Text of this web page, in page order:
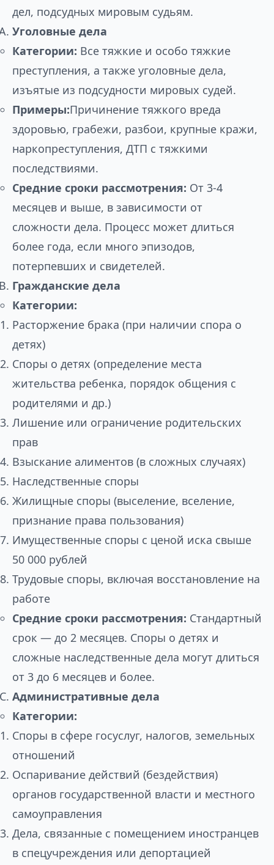
дел, подсудных мировым судьям.
Уголовные дела
Категории: Все тяжкие и особо тяжкие
преступления, а также уголовные дела,
изъятые из подсудности мировых судей.
Примеры:Причинение тяжкого вреда
здоровью, грабежи, разбои, крупные кражи,
наркопреступления, ДТП с тяжкими
последствиями.
Средние сроки рассмотрения: От 3-4
месяцев и выше, в зависимости от
сложности дела. Процесс может длиться
более года, если много эпизодов,
потерпевших и свидетелей.
Гражданские дела
Категории:
Расторжение брака (при наличии спора о
детях)
Споры о детях (определение места
жительства ребенка, порядок общения с
родителями и др.)
Лишение или ограничение родительских
прав
Взыскание алиментов (в сложных случаях)
Наследственные споры
Жилищные споры (выселение, вселение,
признание права пользования)
Имущественные споры с ценой иска свыше
50 000 рублей
Трудовые споры, включая восстановление на
работе
Средние сроки рассмотрения: Стандартный
срок — до 2 месяцев. Споры о детях и
сложные наследственные дела могут длиться
от 3 до 6 месяцев и более.
Административные дела
Категории:
Споры в сфере госуслуг, налогов, земельных
отношений
Оспаривание действий (бездействия)
органов государственной власти и местного
самоуправления
Дела, связанные с помещением иностранцев
в спецучреждения или депортацией